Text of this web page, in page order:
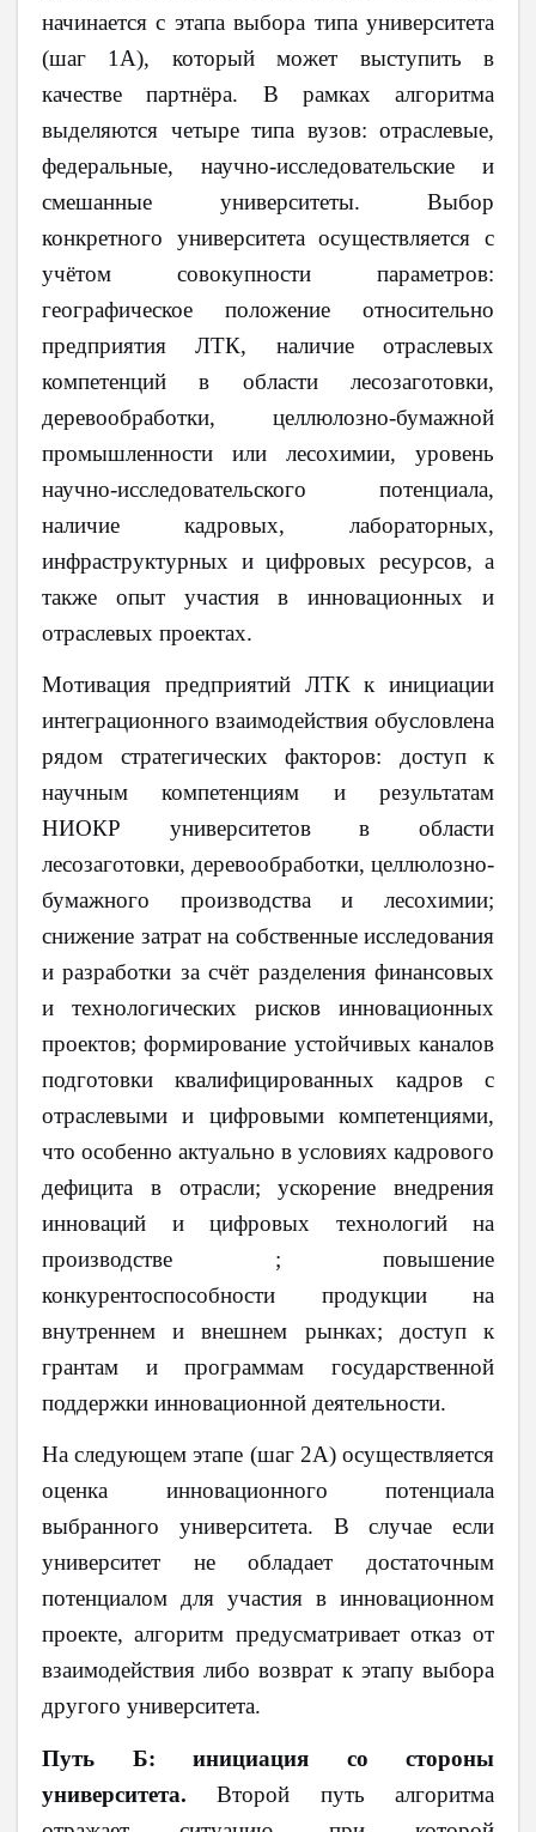
начинается с этапа выбора типа университета
(шаг 1А), который может выступить в
качестве партнёра. В рамках алгоритма
выделяются четыре типа вузов: отраслевые,
федеральные, научно-исследовательские и
смешанные университеты. Выбор
конкретного университета осуществляется с
учётом совокупности параметров:
географическое положение относительно
предприятия ЛТК, наличие отраслевых
компетенций в области лесозаготовки,
деревообработки, целлюлозно-бумажной
промышленности или лесохимии, уровень
научно-исследовательского потенциала,
наличие кадровых, лабораторных,
инфраструктурных и цифровых ресурсов, а
также опыт участия в инновационных и
отраслевых проектах.
Мотивация предприятий ЛТК к инициации
интеграционного взаимодействия обусловлена
рядом стратегических факторов: доступ к
научным компетенциям и результатам
НИОКР университетов в области
лесозаготовки, деревообработки, целлюлозно-
бумажного производства и лесохимии;
снижение затрат на собственные исследования
и разработки за счёт разделения финансовых
и технологических рисков инновационных
проектов; формирование устойчивых каналов
подготовки квалифицированных кадров с
отраслевыми и цифровыми компетенциями,
что особенно актуально в условиях кадрового
дефицита в отрасли; ускорение внедрения
инноваций и цифровых технологий на
производстве ; повышение
конкурентоспособности продукции на
внутреннем и внешнем рынках; доступ к
грантам и программам государственной
поддержки инновационной деятельности.
На следующем этапе (шаг 2А) осуществляется
оценка инновационного потенциала
выбранного университета. В случае если
университет не обладает достаточным
потенциалом для участия в инновационном
проекте, алгоритм предусматривает отказ от
взаимодействия либо возврат к этапу выбора
другого университета.
Путь Б: инициация со стороны
университета. Второй путь алгоритма